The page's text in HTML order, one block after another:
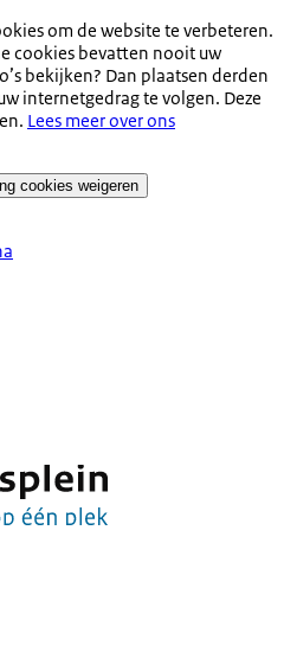
om de website te verbeteren.
cookies bevatten nooit uw
bekijken? Dan plaatsen derden
internetgedrag te volgen. Deze
Lees meer over ons
cookies weigeren